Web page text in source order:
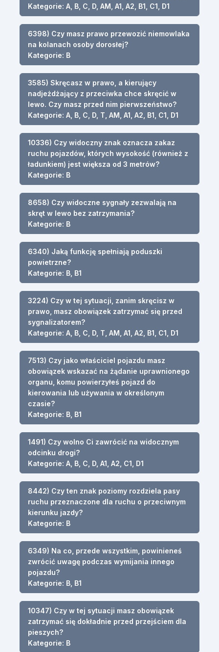
Kategorie: A, B, C, D, AM, A1, A2, B1, C1, D1
6398) Czy masz prawo przewozić niemowlaka
na kolanach osoby dorosłej?
Kategorie: B
3585) Skręcasz w prawo, a kierujący
nadjeżdżający z przeciwka chce skręcić w
lewo. Czy masz przed nim pierwszeństwo?
Kategorie: A, B, C, D, T, AM, A1, A2, B1, C1, D1
10336) Czy widoczny znak oznacza zakaz
ruchu pojazdów, których wysokość (również z
ładunkiem) jest większa od 3 metrów?
Kategorie: B
8658) Czy widoczne sygnały zezwalają na
skręt w lewo bez zatrzymania?
Kategorie: B
6340) Jaką funkcję spełniają poduszki
powietrzne?
Kategorie: B, B1
3224) Czy w tej sytuacji, zanim skręcisz w
prawo, masz obowiązek zatrzymać się przed
sygnalizatorem?
Kategorie: A, B, C, D, T, AM, A1, A2, B1, C1, D1
7513) Czy jako właściciel pojazdu masz
obowiązek wskazać na żądanie uprawnionego
organu, komu powierzyłeś pojazd do
kierowania lub używania w określonym
czasie?
Kategorie: B, B1
1491) Czy wolno Ci zawrócić na widocznym
odcinku drogi?
Kategorie: A, B, C, D, A1, A2, C1, D1
8442) Czy ten znak poziomy rozdziela pasy
ruchu przeznaczone dla ruchu o przeciwnym
kierunku jazdy?
Kategorie: B
6349) Na co, przede wszystkim, powinieneś
zwrócić uwagę podczas wymijania innego
pojazdu?
Kategorie: B, B1
10347) Czy w tej sytuacji masz obowiązek
zatrzymać się dokładnie przed przejściem dla
pieszych?
Kategorie: B